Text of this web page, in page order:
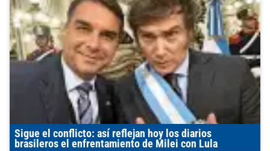
Sigue el conflicto: así reflejan hoy los diarios
brasileros el enfrentamiento de Milei con Lula